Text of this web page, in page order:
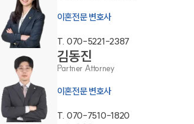
부소개
부소개
이혼전문 변호사
T. 070-5221-2387
김동진
Partner Attorney
이혼전문 변호사
T. 070-7510-1820